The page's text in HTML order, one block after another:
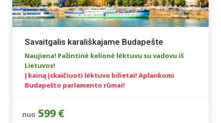
Savaitgalis karališkajame Budapešte
Naujiena! Pažintinė kelionė lėktuvu su vadovu iš
Lietuvos!
Į kainą įskaičiuoti lėktuvo bilietai! Aplankomi
Budapešto parlamento rūmai!
nuo 599 €